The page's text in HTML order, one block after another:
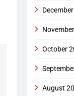
October
August